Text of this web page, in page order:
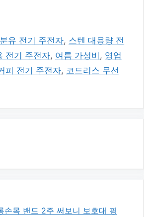
분유 전기 주전자, 스텐 대용량 전
전기 주전자, 여름 가성비 , 영업
피 전기 주전자, 코드리스 무선
손목 밴드 2주 써보니 보호대 핑